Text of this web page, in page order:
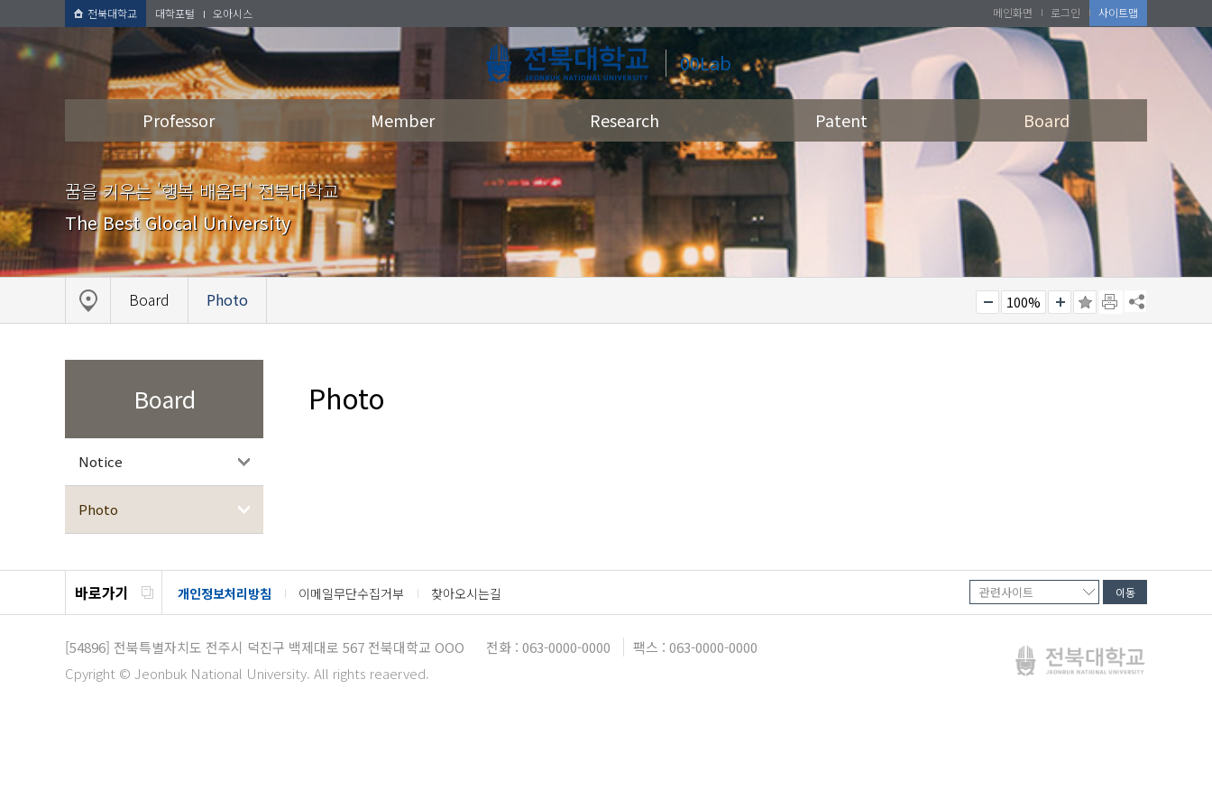
전북대학교 대학포털 오아시스
00Lab
메인화면 로그인 사이트맵
Professor Member Research Patent Board
꿈을 키우는 '행복 배움터' 전북대학교
The Best Glocal University
Board Photo 100%
Board
Notice
Photo
Photo
바로가기 개인정보처리방침 이메일무단수집거부 찾아오시는길
[54896] 전북특별자치도 전주시 덕진구 백제대로 567 전북대학교 OOO 전화 : 063-0000-0000
팩스 : 063-0000-0000
Cpyright © Jeonbuk National University. All rights reaerved.